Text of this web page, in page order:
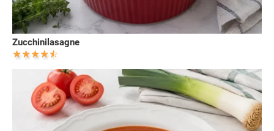
Zucchinilasagne